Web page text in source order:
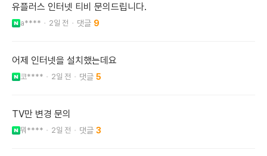
유플러스 인터넷 티비 문의드립니다.
a**** 2일 전 9
어제 인터넷을 설치했는데요
코**** 2일 전 5
TV만 변경 문의
뭐**** 2일 전 3